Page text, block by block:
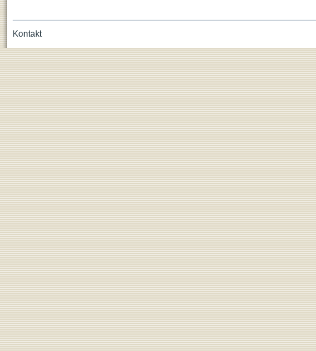
Kontakt